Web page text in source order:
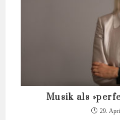
Musik als
29.